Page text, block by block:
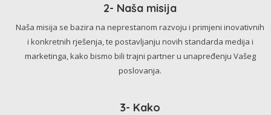
2- Naša misija
Naša misija se bazira na neprestanom razvoju i primjeni inovativnih
i konkretnih rješenja, te postavljanju novih standarda medija i
marketinga, kako bismo bili trajni partner u unapređenju Vašeg
poslovanja.
3- Kako